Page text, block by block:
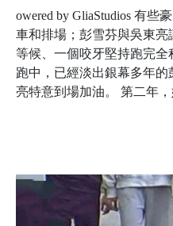
owered by GliaStudios 有些
車和排場；彭雪芬與吳東
等候、一個咬牙堅持跑完全
跑中，已經淡出銀幕多年
亮特意到場加油。 第二年